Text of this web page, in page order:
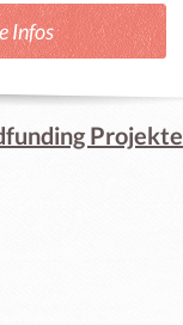
Infos
Projekte